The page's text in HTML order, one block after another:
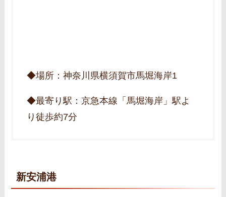
◆場所：神奈川県横須賀市馬堀海岸1
◆最寄り駅：京急本線「馬堀海岸」駅よ
り徒歩約7分
新安浦港